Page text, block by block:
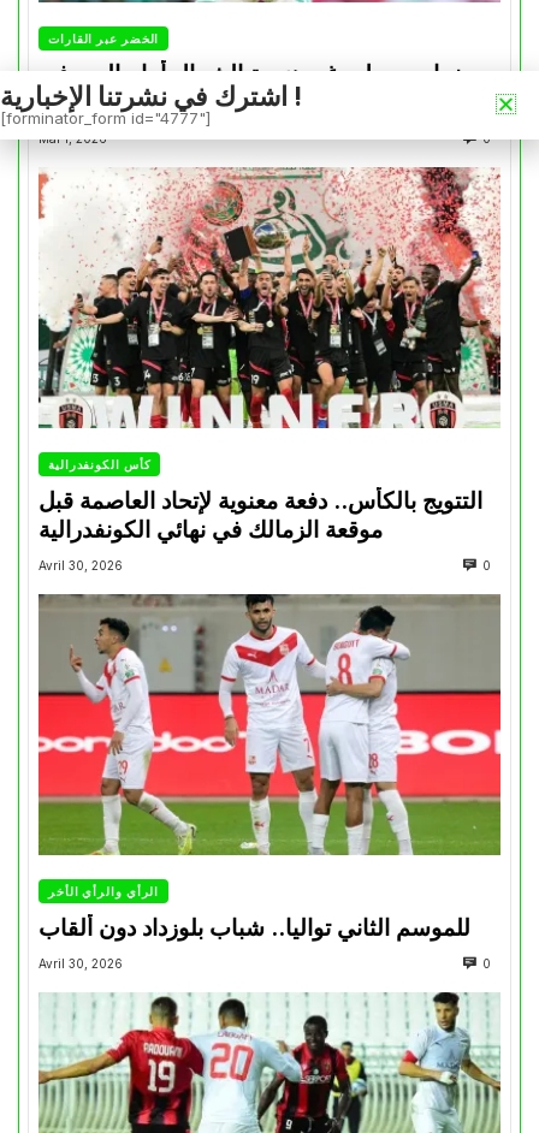
الخضر عبر القارات
بونجاح يسجل رغم هزيمة الشمال أمام السد في
كأس الأمير
Mai 1, 2026 0
كأس الكونفدرالية
التتويج بالكأس.. دفعة معنوية لإتحاد العاصمة قبل
موقعة الزمالك في نهائي الكونفدرالية
Avril 30, 2026 0
الرأي والرأي الأخر
للموسم الثاني تواليا.. شباب بلوزداد دون ألقاب
Avril 30, 2026 0
اشترك في نشرتنا الإخبارية !
[forminator_form id="4777"]